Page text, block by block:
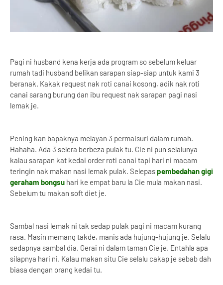
Pagi ni husband kena kerja ada program so sebelum keluar
rumah tadi husband belikan sarapan siap-siap untuk kami 3
beranak. Kakak request nak roti canai kosong, adik nak roti
canai sarang burung dan ibu request nak sarapan pagi nasi
lemak je.
Pening kan bapaknya melayan 3 permaisuri dalam rumah.
Hahaha. Ada 3 selera berbeza pulak tu. Cie ni pun selalunya
kalau sarapan kat kedai order roti canai tapi hari ni macam
teringin nak makan nasi lemak pulak. Selepaspembedahan gigi
geraham bongsu hari ke empat baru la Cie mula makan nasi.
Sebelum tu makan soft diet je.
Sambal nasi lemak ni tak sedap pulak pagi ni macam kurang
rasa. Masin memang takde, manis ada hujung-hujung je. Selalu
sedapnya sambal dia. Gerai ni dalam taman Cie je. Entahla apa
silapnya hari ni. Kalau makan situ Cie selalu cakap je sebab dah
biasa dengan orang kedai tu.